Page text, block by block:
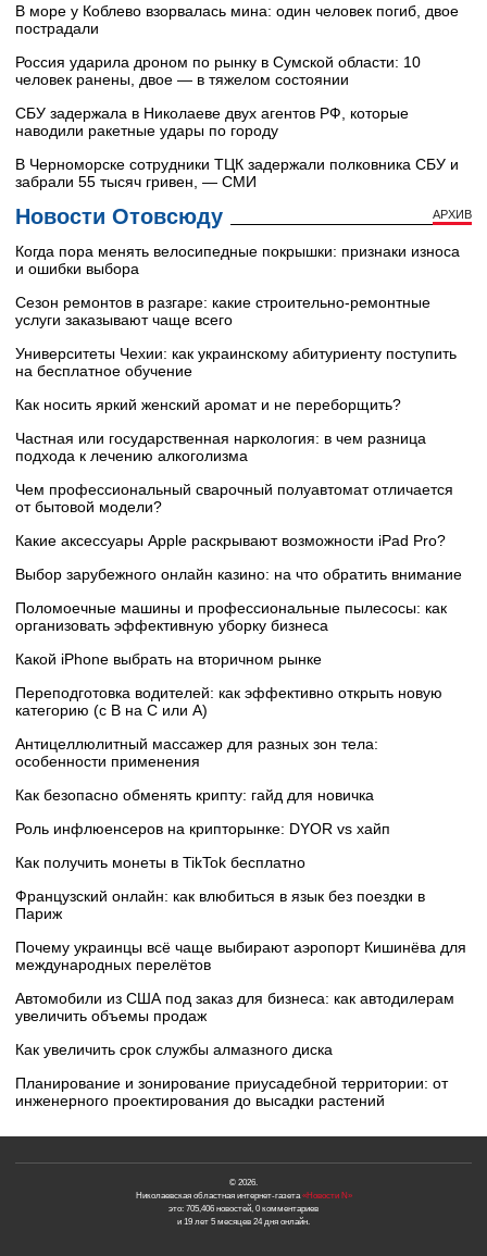
В море у Коблево взорвалась мина: один человек погиб, двое
пострадали
Россия ударила дроном по рынку в Сумской области: 10
человек ранены, двое — в тяжелом состоянии
СБУ задержала в Николаеве двух агентов РФ, которые
наводили ракетные удары по городу
В Черноморске сотрудники ТЦК задержали полковника СБУ и
забрали 55 тысяч гривен, — СМИ
Новости Отовсюду АРХИВ
Когда пора менять велосипедные покрышки: признаки износа
и ошибки выбора
Сезон ремонтов в разгаре: какие строительно-ремонтные
услуги заказывают чаще всего
Университеты Чехии: как украинскому абитуриенту поступить
на бесплатное обучение
Как носить яркий женский аромат и не переборщить?
Частная или государственная наркология: в чем разница
подхода к лечению алкоголизма
Чем профессиональный сварочный полуавтомат отличается
от бытовой модели?
Какие аксессуары Apple раскрывают возможности iPad Pro?
Выбор зарубежного онлайн казино: на что обратить внимание
Поломоечные машины и профессиональные пылесосы: как
организовать эффективную уборку бизнеса
Какой iPhone выбрать на вторичном рынке
Переподготовка водителей: как эффективно открыть новую
категорию (с B на C или А)
Антицеллюлитный массажер для разных зон тела:
особенности применения
Как безопасно обменять крипту: гайд для новичка
Роль инфлюенсеров на крипторынке: DYOR vs хайп
Как получить монеты в TikTok бесплатно
Французский онлайн: как влюбиться в язык без поездки в
Париж
Почему украинцы всё чаще выбирают аэропорт Кишинёва для
международных перелётов
Автомобили из США под заказ для бизнеса: как автодилерам
увеличить объемы продаж
Как увеличить срок службы алмазного диска
Планирование и зонирование приусадебной территории: от
инженерного проектирования до высадки растений
© 2026.
Николаевская областная интернет-газета «Новости N»
это: 705,406 новостей, 0 комментариев
и 19 лет 5 месяцев 24 дня онлайн.